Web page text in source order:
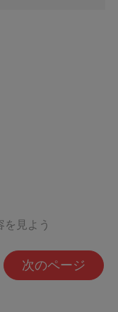
を見よう
次のページ